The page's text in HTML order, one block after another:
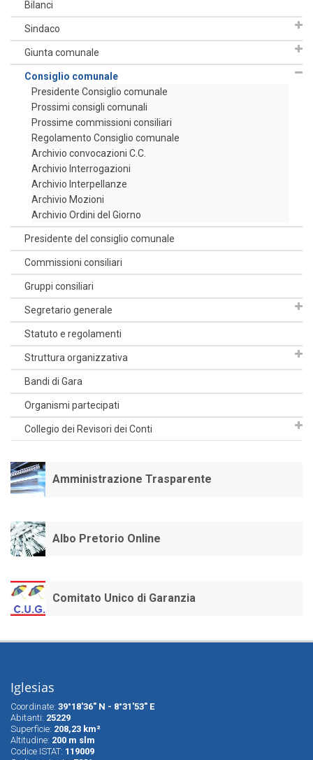
Bilanci
Sindaco
Giunta comunale
Consiglio comunale
Presidente Consiglio comunale
Prossimi consigli comunali
Prossime commissioni consiliari
Regolamento Consiglio comunale
Archivio convocazioni C.C.
Archivio Interrogazioni
Archivio Interpellanze
Archivio Mozioni
Archivio Ordini del Giorno
Presidente del consiglio comunale
Commissioni consiliari
Gruppi consiliari
Segretario generale
Statuto e regolamenti
Struttura organizzativa
Bandi di Gara
Organismi partecipati
Collegio dei Revisori dei Conti
Amministrazione Trasparente
Albo Pretorio Online
Comitato Unico di Garanzia
Iglesias
Coordinate: 39°18'36" N - 8°31'53" E
Abitanti: 25229
Superfìcie: 208,23 km²
Altitudine: 200 m slm
Codice ISTAT: 119009